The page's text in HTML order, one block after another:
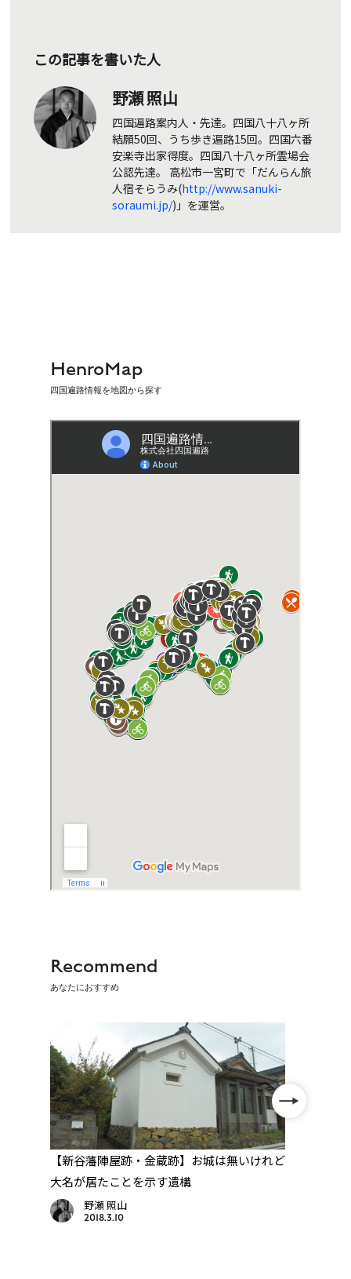
この記事を書いた人
野瀬 照山
四国遍路案内人・先達。四国八十八ヶ所
結願50回、うち歩き遍路15回。四国六番
安楽寺出家得度。四国八十八ヶ所霊場会
公認先達。 高松市一宮町で「だんらん旅
人宿そらうみ(http://www.sanuki-
soraumi.jp/)」を運営。
HenroMap
四国遍路情報を地図から探す
Recommend
あなたにおすすめ
【新谷藩陣屋跡・金蔵跡】お城は無いけれど
大名が居たことを示す遺構
野瀬 照山
2018.3.10